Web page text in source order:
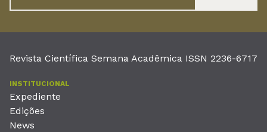
Revista Científica Semana Acadêmica ISSN 2236-6717
INSTITUCIONAL
Expediente
Edições
News